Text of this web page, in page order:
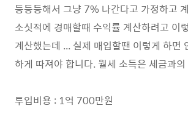
등등등해서 그냥 7% 나간다고 가정하고
소싯적에 경매할때 수익률 계산하려고 이
계산했는데 ... 실제 매입할땐 이렇게 하면
하게 따져야 합니다. 월세 소득은 세금과
투입비용 : 1억 700만원